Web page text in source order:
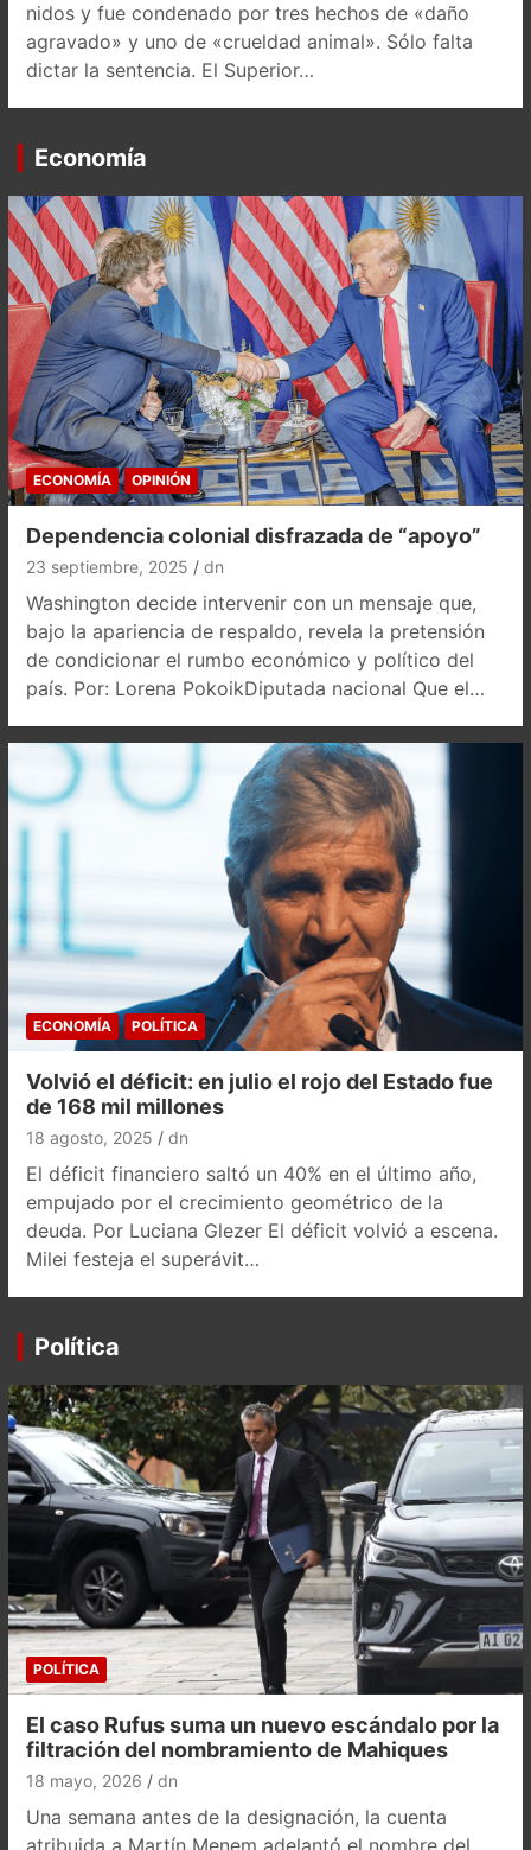
nidos y fue condenado por tres hechos de «daño
agravado» y uno de «crueldad animal». Sólo falta
dictar la sentencia. El Superior…
Economía
ECONOMÍA OPINIÓN
Dependencia colonial disfrazada de “apoyo”
23 septiembre, 2025 dn
Washington decide intervenir con un mensaje que,
bajo la apariencia de respaldo, revela la pretensión
de condicionar el rumbo económico y político del
país. Por: Lorena PokoikDiputada nacional Que el…
ECONOMÍA POLÍTICA
Volvió el déficit: en julio el rojo del Estado fue
de 168 mil millones
18 agosto, 2025 dn
El déficit financiero saltó un 40% en el último año,
empujado por el crecimiento geométrico de la
deuda. Por Luciana Glezer El déficit volvió a escena.
Milei festeja el superávit…
Política
POLÍTICA
El caso Rufus suma un nuevo escándalo por la
filtración del nombramiento de Mahiques
18 mayo, 2026 dn
Una semana antes de la designación, la cuenta
atribuida a Martín Menem adelantó el nombre del